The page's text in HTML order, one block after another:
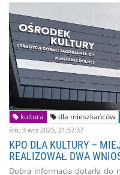
kultura dla mieszkańców
śro, 3 wrz 2025, 21:57:37
KPO DLA KULTURY –
REALIZOWAŁ DWA
Dobra informacja dotarła do